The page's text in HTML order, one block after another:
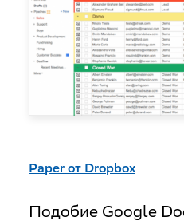
Paper от Dropbox
Подобие Google